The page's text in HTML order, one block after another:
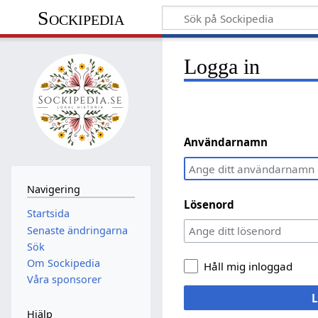
Sockipedia
Logga in
Användarnamn
Lösenord
Håll mig inloggad
Navigering
Startsida
Senaste ändringarna
Sök
Om Sockipedia
Våra sponsorer
Hjälp